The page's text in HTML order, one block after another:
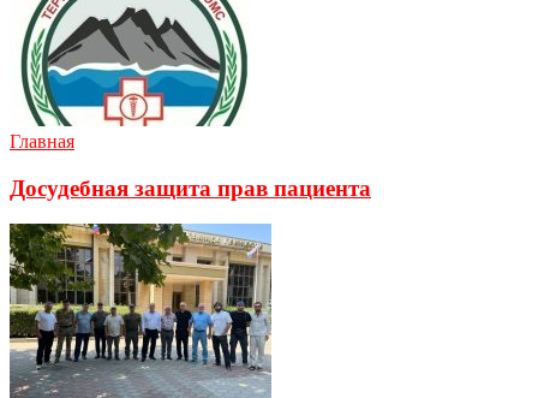
Главная
Досудебная защита прав пациента